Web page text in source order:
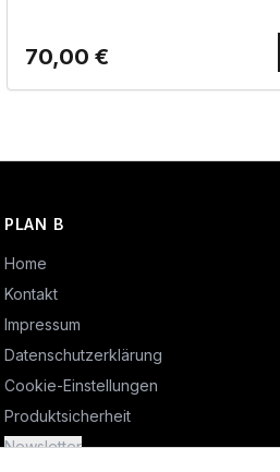
70,00 €
PLAN B
Home
Kontakt
Impressum
Datenschutzerklärung
Cookie-Einstellungen
Produktsicherheit
Newsletter